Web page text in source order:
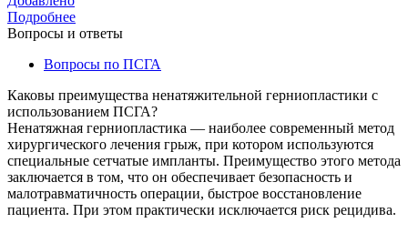
Подробнее
Вопросы и ответы
Вопросы по ПСГА
Каковы преимущества ненатяжительной герниопластики с
использованием ПСГА?
Ненатяжная герниопластика — наиболее современный метод
хирургического лечения грыж, при котором используются
специальные сетчатые импланты. Преимущество этого метода
заключается в том, что он обеспечивает безопасность и
малотравматичность операции, быстрое восстановление
пациента. При этом практически исключается риск рецидива.